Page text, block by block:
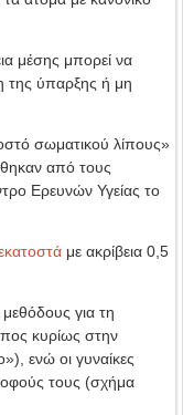
μέσης μπορεί να
της ύπαρξης ή μη
σωματικού λίπους»
από τους
Ερευνών Υγείας το
με ακρίβεια 0,5
μεθόδους για τη
κυρίως στην
ενώ οι γυναίκες
τους (σχήμα